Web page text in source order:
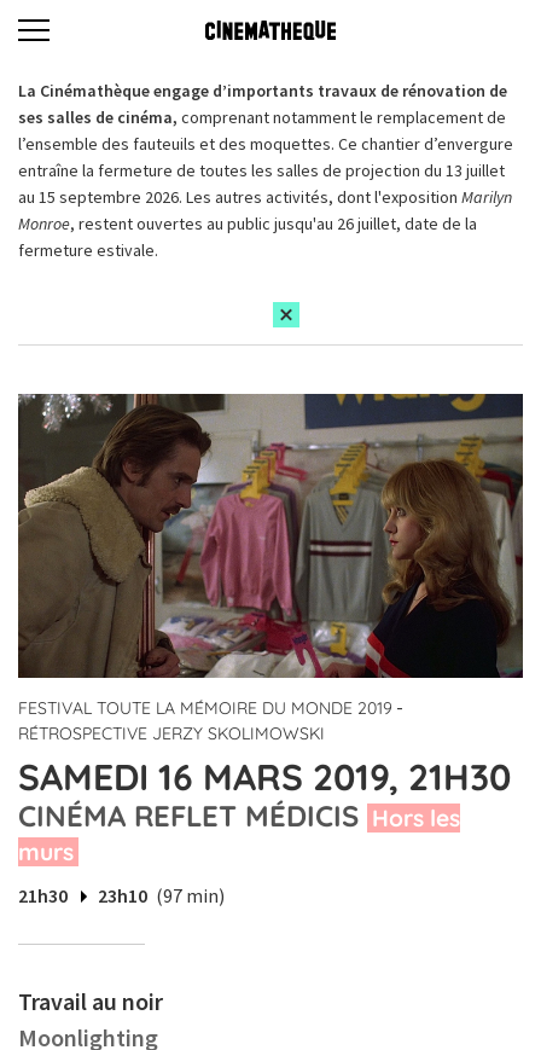
La Cinémathèque engage d’importants travaux de rénovation de
ses salles de cinéma, comprenant notamment le remplacement de
l’ensemble des fauteuils et des moquettes. Ce chantier d’envergure
entraîne la fermeture de toutes les salles de projection du 13 juillet
au 15 septembre 2026. Les autres activités, dont l'exposition Marilyn
Monroe, restent ouvertes au public jusqu'au 26 juillet, date de la
fermeture estivale.
FESTIVAL TOUTE LA MÉMOIRE DU MONDE 2019 -
RÉTROSPECTIVE JERZY SKOLIMOWSKI
SAMEDI 16 MARS 2019, 21H30
CINÉMA REFLET MÉDICIS Hors les
murs
21h30 23h10 (97 min)
Travail au noir
Moonlighting